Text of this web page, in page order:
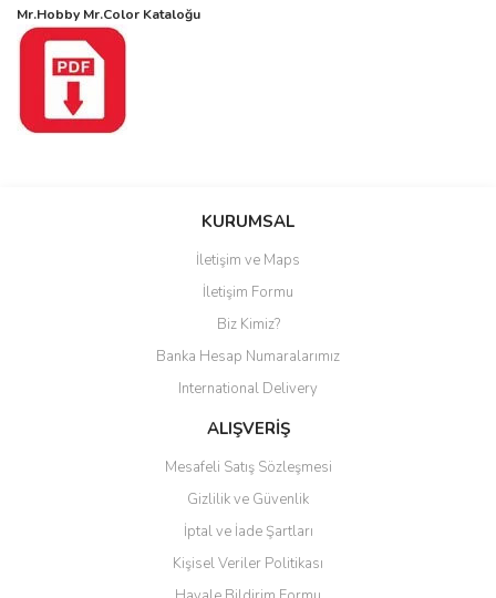
Mr.Hobby Mr.Color Kataloğu
Bu ürüne ilk yorumu siz yapın!
Yorum Yaz
KURUMSAL
İletişim ve Maps
İletişim Formu
Biz Kimiz?
Banka Hesap Numaralarımız
International Delivery
ALIŞVERİŞ
Mesafeli Satış Sözleşmesi
Gizlilik ve Güvenlik
İptal ve İade Şartları
Kişisel Veriler Politikası